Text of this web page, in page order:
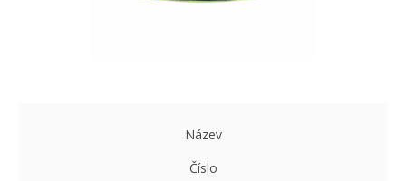
Název
Číslo